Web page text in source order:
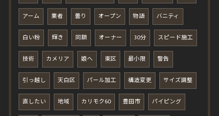
アーム 業者 曇り オープン 物語 バニティ
白い粉 輝き 同額 オーナー 30分 スピード施工
技術 カメリア 娘へ 東区 最小限 警告
引っ越し 天白区 パール加工 構造変更 サイズ調整
直したい 地域 カリモク60 豊田市 パイピング